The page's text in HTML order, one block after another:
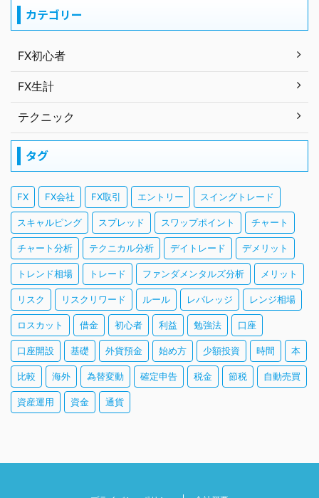
カテゴリー
FX初心者
FX生計
テクニック
タグ
FX FX会社 FX取引 エントリー スイングトレード
スキャルピング スプレッド スワップポイント チャート
チャート分析 テクニカル分析 デイトレード デメリット
トレンド相場 トレード ファンダメンタルズ分析 メリット
リスク リスクリワード ルール レバレッジ レンジ相場
ロスカット 借金 初心者 利益 勉強法 口座
口座開設 基礎 外貨預金 始め方 少額投資 時間 本
比較 海外 為替変動 確定申告 税金 節税 自動売買
資産運用 資金 通貨